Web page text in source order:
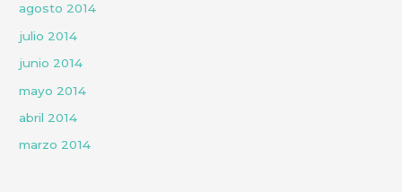
agosto 2014
julio 2014
junio 2014
mayo 2014
abril 2014
marzo 2014